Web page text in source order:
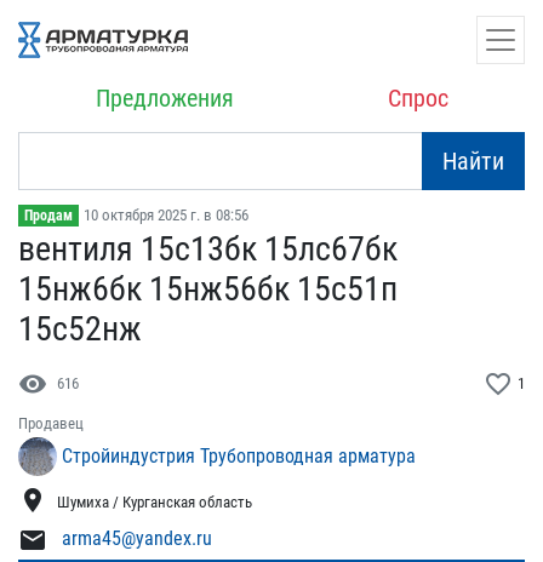
Предложения Спрос
Найти
Продам 10 октября 2025 г. в 08:56
вентиля 15с13бк 15лс67бк​
15нж6бк 15нж56бк 15с51п​
15с52нж
visibility 616 favorite_border 1
Продавец
Стройиндустрия Трубопроводная арматура
location_on Шумиха / Курганская область
mail arma45@yandex.ru